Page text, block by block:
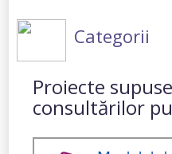
Categorii
Proiecte supuse
consultărilor